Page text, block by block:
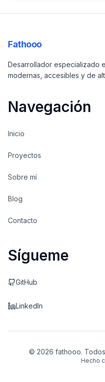
Fathooo
Desarrollador especializado
modernas, accesibles y de
Navegación
Inicio
Proyectos
Sobre mí
Blog
Contacto
Sígueme
GitHub
LinkedIn
© 2026 fathooo.
Hecho